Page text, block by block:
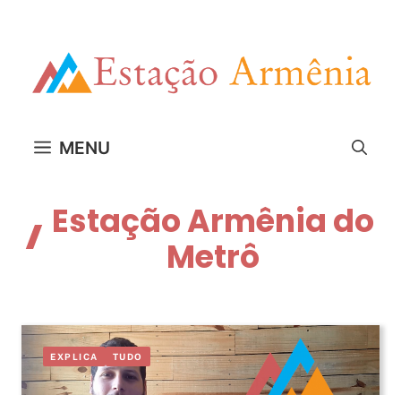
MENU
Estação Armênia do
Metrô
EXPLICA TUDO